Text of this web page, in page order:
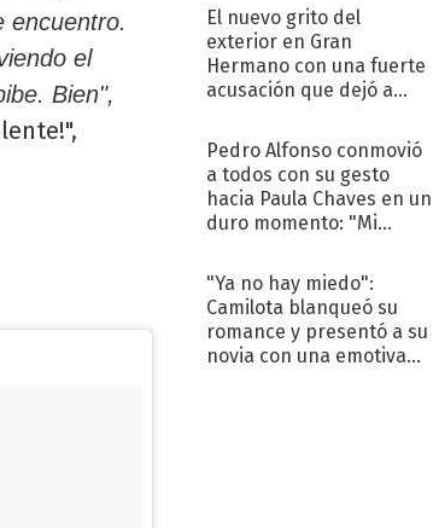
encuentro.
el
Bien",
El nuevo grito del
exterior en Gran
Hermano con una fuerte
acusación que dejó a
"Traidora"
Pedro Alfonso conmovió
a todos con su gesto
hacia Paula Chaves en un
duro momento: "Mi
terapéutico"
"Ya no hay miedo":
Camilota blanqueó su
romance y presentó a su
novia con una emotiva